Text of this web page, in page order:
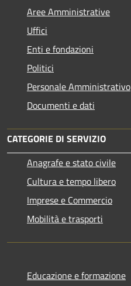
Aree Amministrative
Uffici
Enti e fondazioni
Politici
Personale Amministrativo
Documenti e dati
CATEGORIE DI SERVIZIO
Anagrafe e stato civile
Cultura e tempo libero
Imprese e Commercio
Mobilità e trasporti
Educazione e formazione